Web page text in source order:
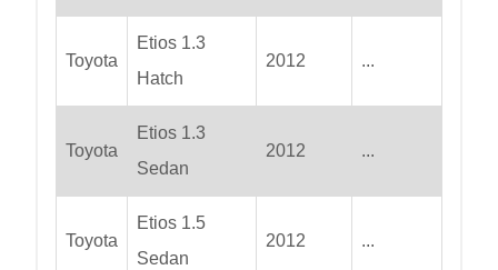
Toyota
Etios 1.3
Hatch
2012 ...
Toyota
Etios 1.3
Sedan
2012 ...
Toyota
Etios 1.5
Sedan
2012 ...